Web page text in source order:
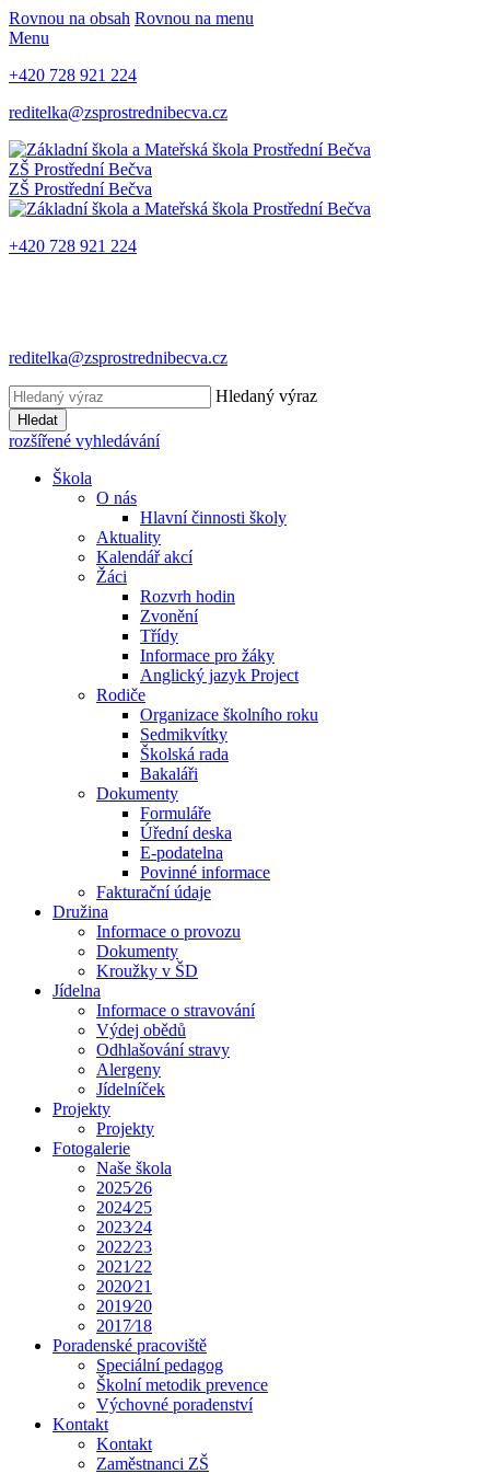
Rovnou na obsah Rovnou na menu
Menu
+420 728 921 224
reditelka@zsprostrednibecva.cz
ZŠ Prostřední Bečva
ZŠ Prostřední Bečva
+420 728 921 224
reditelka@zsprostrednibecva.cz
Hledaný výraz
Hledat
rozšířené vyhledávání
Škola
O nás
Hlavní činnosti školy
Aktuality
Kalendář akcí
Žáci
Rozvrh hodin
Zvonění
Třídy
Informace pro žáky
Anglický jazyk Project
Rodiče
Organizace školního roku
Sedmikvítky
Školská rada
Bakaláři
Dokumenty
Formuláře
Úřední deska
E-podatelna
Povinné informace
Fakturační údaje
Družina
Informace o provozu
Dokumenty
Kroužky v ŠD
Jídelna
Informace o stravování
Výdej obědů
Odhlašování stravy
Alergeny
Jídelníček
Projekty
Projekty
Fotogalerie
Naše škola
2025⁄26
2024⁄25
2023⁄24
2022⁄23
2021⁄22
2020⁄21
2019⁄20
2017⁄18
Poradenské pracoviště
Speciální pedagog
Školní metodik prevence
Výchovné poradenství
Kontakt
Kontakt
Zaměstnanci ZŠ